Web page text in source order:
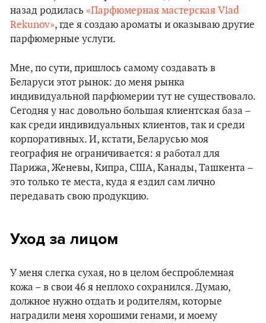
назад родилась «Парфюмерная мастерская Vlad
Rekunov», где я создаю ароматы и оказываю другие
парфюмерные услуги.
Мне, по сути, пришлось самому создавать в
Беларуси этот рынок: до меня рынка
индивидуальной парфюмерии тут не существовало.
Сегодня у нас довольно большая клиентская база –
как среди индивидуальных клиентов, так и среди
корпоративных. И, кстати, Беларусью моя
география не ограничивается: я работал для
Парижа, Женевы, Кипра, США, Канады, Ташкента –
это только те места, куда я ездил сам лично
передавать свою продукцию.
Уход за лицом
У меня слегка сухая, но в целом беспроблемная
кожа – в свои 46 я неплохо сохранился. Думаю,
должное нужно отдать и родителям, которые
наградили меня хорошими генами, и моему